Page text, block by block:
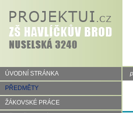
ÚVODNÍ STRÁNKA
PŘEDMĚTY
ŽÁKOVSKÉ PRÁCE